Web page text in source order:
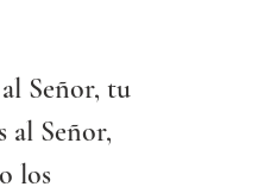
Señor, tu
al Señor,
los